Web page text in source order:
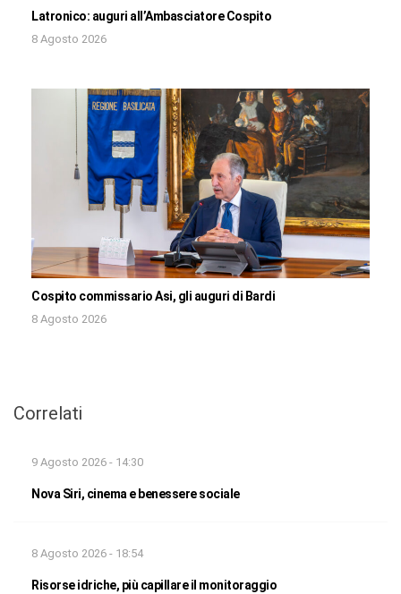
Latronico: auguri all’Ambasciatore Cospito
8 Agosto 2026
Cospito commissario Asi, gli auguri di Bardi
8 Agosto 2026
Correlati
9 Agosto 2026 - 14:30
Nova Siri, cinema e benessere sociale
8 Agosto 2026 - 18:54
Risorse idriche, più capillare il monitoraggio